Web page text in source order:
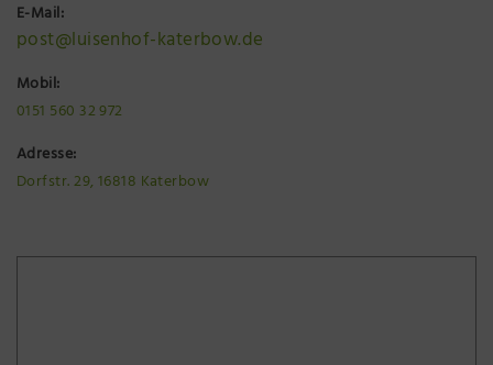
E-Mail:
post@luisenhof-katerbow.de
Mobil:
0151 560 32 972
Adresse:
Dorfstr. 29, 16818 Katerbow